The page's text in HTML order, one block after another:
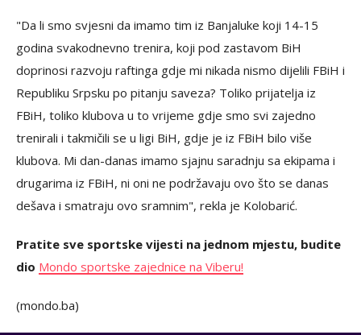
"Da li smo svjesni da imamo tim iz Banjaluke koji 14-15
godina svakodnevno trenira, koji pod zastavom BiH
doprinosi razvoju raftinga gdje mi nikada nismo dijelili FBiH i
Republiku Srpsku po pitanju saveza? Toliko prijatelja iz
FBiH, toliko klubova u to vrijeme gdje smo svi zajedno
trenirali i takmičili se u ligi BiH, gdje je iz FBiH bilo više
klubova. Mi dan-danas imamo sjajnu saradnju sa ekipama i
drugarima iz FBiH, ni oni ne podržavaju ovo što se danas
dešava i smatraju ovo sramnim", rekla je Kolobarić.
Pratite sve sportske vijesti na jednom mjestu, budite
dio Mondo sportske zajednice na Viberu!
(mondo.ba)